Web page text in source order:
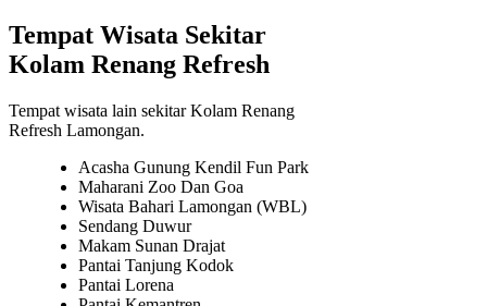
Tempat Wisata Sekitar
Kolam Renang Refresh
Tempat wisata lain sekitar Kolam Renang
Refresh Lamongan.
Acasha Gunung Kendil Fun Park
Maharani Zoo Dan Goa
Wisata Bahari Lamongan (WBL)
Sendang Duwur
Makam Sunan Drajat
Pantai Tanjung Kodok
Pantai Lorena